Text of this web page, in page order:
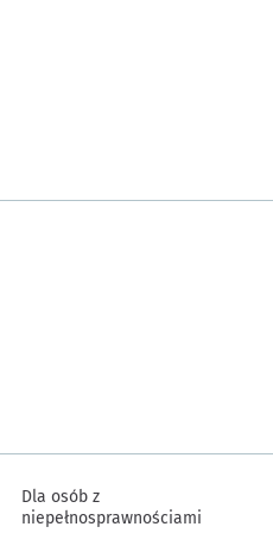
Dla osób z
niepełnosprawnościami